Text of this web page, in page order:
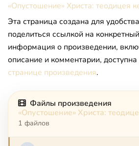
«Опустошение» Христа: теодицея
Эта страница создана для
поделиться ссылкой на
информация о произведении,
описание и комментарии, доступна
странице произведения.
Файлы произведения
«Опустошение» Христа:
1 файлов